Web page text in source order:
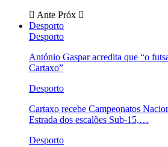
Ante Próx
Desporto
Desporto
António Gaspar acredita que “o
Cartaxo”
Desporto
Cartaxo recebe Campeonatos
Estrada dos escalões Sub-15,…
Desporto